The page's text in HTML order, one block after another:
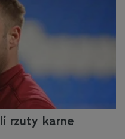
rzuty karne